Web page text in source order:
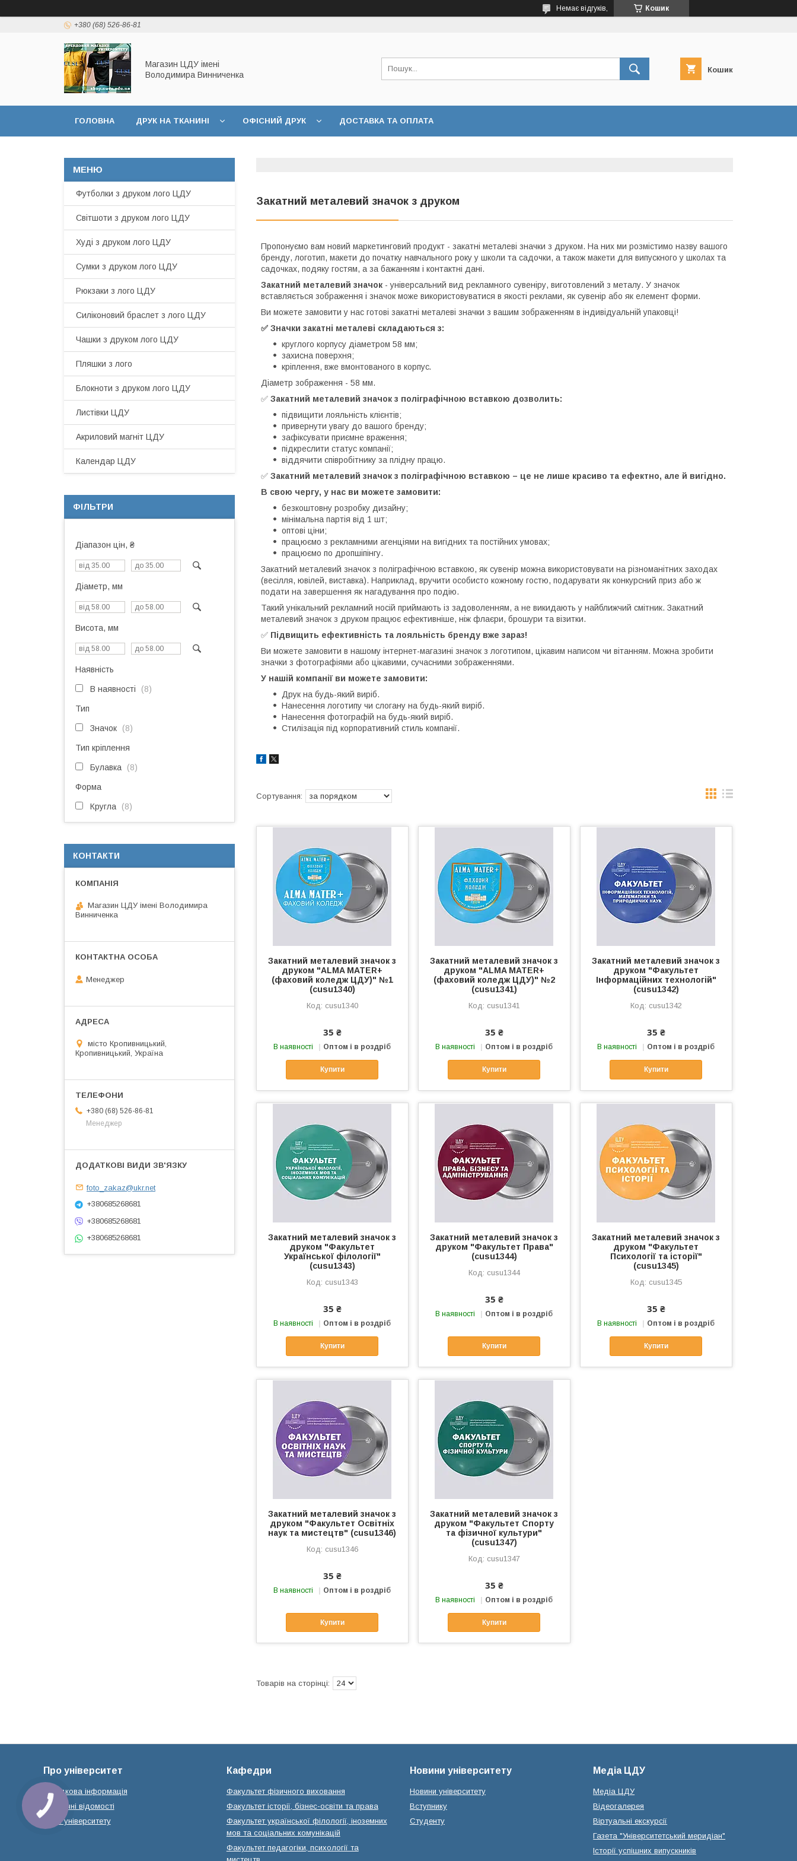
Кошик
Немає відгуків,
+380 (68) 526-86-81
Магазин ЦДУ імені
Володимира Винниченка
Кошик
ГОЛОВНА ДРУК НА ТКАНИНІ ОФІСНИЙ ДРУК ДОСТАВКА ТА ОПЛАТА
Закатний металевий значок з друком
Пропонуємо вам новий маркетинговий продукт - закатні металеві значки з друком. На них ми розмістимо назву вашого
бренду, логотип, макети до початку навчального року у школи та садочки, а також макети для випускного у школах та
садочках, подяку гостям, а за бажанням і контактні дані.
Закатний металевий значок - універсальний вид рекламного сувеніру, виготовлений з металу. У значок
вставляється зображення і значок може використовуватися в якості реклами, як сувенір або як елемент форми.
Ви можете замовити у нас готові закатні металеві значки з вашим зображенням в індивідуальній упаковці!
✅ Значки закатні металеві складаються з:
круглого корпусу діаметром 58 мм;
захисна поверхня;
кріплення, вже вмонтованого в корпус.
Діаметр зображення - 58 мм.
✅ Закатний металевий значок з поліграфічною вставкою дозволить:
підвищити лояльність клієнтів;
привернути увагу до вашого бренду;
зафіксувати приємне враження;
підкреслити статус компанії;
віддячити співробітнику за плідну працю.⠀
✅ Закатний металевий значок з поліграфічною вставкою – це не лише красиво та ефектно, але й вигідно.
В свою чергу, у нас ви можете замовити:
безкоштовну розробку дизайну;
мінімальна партія від 1 шт;⠀
оптові ціни;
працюємо з рекламними агенціями на вигідних та постійних умовах;
працюємо по дропшіпінгу.
Закатний металевий значок з поліграфічною вставкою, як сувенір можна використовувати на різноманітних заходах
(весілля, ювілей, виставка). Наприклад, вручити особисто кожному гостю, подарувати як конкурсний приз або ж
подати на завершення як нагадування про подію.
Такий унікальний рекламний носій приймають із задоволенням, а не викидають у найближчий смітник. Закатний
металевий значок з друком працює ефективніше, ніж флаєри, брошури та візитки.
✅ Підвищить ефективність та лояльність бренду вже зараз!
Ви можете замовити в нашому інтернет-магазині значок з логотипом, цікавим написом чи вітанням. Можна зробити
значки з фотографіями або цікавими, сучасними зображеннями.
У нашій компанії ви можете замовити:
Друк на будь-який виріб.
Нанесення логотипу чи слогану на будь-який виріб.
Нанесення фотографій на будь-який виріб.
Стилізація під корпоративний стиль компанії.
Закатний металевий значок з
друком "ALMA MATER+
(фаховий коледж ЦДУ)" №1
(cusu1340)
cusu1340
35 ₴
В наявності Оптом і в роздріб
Купити
Закатний металевий значок з
друком "ALMA MATER+
(фаховий коледж ЦДУ)" №2
(cusu1341)
cusu1341
35 ₴
В наявності Оптом і в роздріб
Купити
Закатний металевий значок з
друком "Факультет
Інформаційних технологій"
(cusu1342)
cusu1342
35 ₴
В наявності Оптом і в роздріб
Купити
Закатний металевий значок з
друком "Факультет
Української філології"
(cusu1343)
cusu1343
35 ₴
В наявності Оптом і в роздріб
Купити
Закатний металевий значок з
друком "Факультет Права"
(cusu1344)
cusu1344
35 ₴
В наявності Оптом і в роздріб
Купити
Закатний металевий значок з
друком "Факультет
Психології та історії"
(cusu1345)
cusu1345
35 ₴
В наявності Оптом і в роздріб
Купити
Закатний металевий значок з
друком "Факультет Освітніх
наук та мистецтв" (cusu1346)
cusu1346
35 ₴
В наявності Оптом і в роздріб
Купити
Закатний металевий значок з
друком "Факультет Спорту
та фізичної культури"
(cusu1347)
cusu1347
35 ₴
В наявності Оптом і в роздріб
Купити
Футболки з друком лого ЦДУ
Світшоти з друком лого ЦДУ
Худі з друком лого ЦДУ
Сумки з друком лого ЦДУ
Рюкзаки з лого ЦДУ
Силіконовий браслет з лого ЦДУ
Чашки з друком лого ЦДУ
Пляшки з лого
Блокноти з друком лого ЦДУ
Листівки ЦДУ
Акриловий магніт ЦДУ
Календар ЦДУ
ФІЛЬТРИ
Діапазон цін, ₴
Діаметр, мм
Висота, мм
Наявність
В наявності 8
Тип
Значок 8
Тип кріплення
Булавка 8
Форма
Кругла 8
КОНТАКТИ
Магазин ЦДУ імені Володимира
Винниченка
Менеджер
місто Кропивницький,
Кропивницький, Україна
+380 (68) 526-86-81
Менеджер
foto_zakaz@ukr.net
+380685268681
+380685268681
+380685268681
Про університет
Довідкова інформація
Історичні відомості
Місія університету
Кафедри
Факультет фізичного виховання
Факультет історії, бізнес-освіти та права
Факультет української філології, іноземних
мов та соціальних комунікацій
Факультет педагогіки, психології та
Новини університету
Новини університету
Вступнику
Студенту
Медіа ЦДУ
Медіа ЦДУ
Відеогалерея
Віртуальні екскурсії
Газета "Університетський меридіан"
Історії успішних випускників